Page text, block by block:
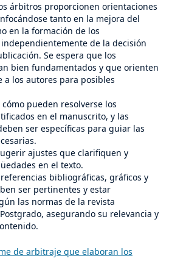
árbitros proporcionen orientaciones
tanto en la mejora del
en la formación de los
de la decisión
Se espera que los
bien fundamentados y que orienten
a los autores para posibles
pueden resolverse los
en el manuscrito, y las
ser específicas para guiar las
ajustes que clarifiquen y
en el texto.
bibliográficas, gráficos y
ser pertinentes y estar
las normas de la revista
asegurando su relevancia y
de arbitraje que elaboran los